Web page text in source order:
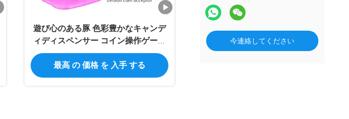
今連絡してください
遊び心のある豚 色彩豊かなキャンデ
ィディスペンサー コイン操作ゲーム
マシン キャラクター 終わりのない楽
しい 子供のための理想的な贈り物
最高 の 価格 を 入手 する